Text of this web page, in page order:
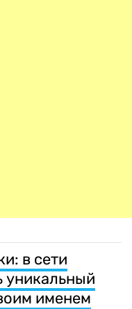
в сети
уникальный
именем